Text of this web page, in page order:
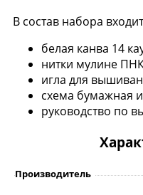
В состав набора
белая канва 14
нитки мулине
игла для
схема бумажная
руководство по
Производитель